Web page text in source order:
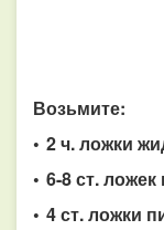
Возьмите:
• 2 ч. ложки
• 6-8 ст.
• 4 ст. ложки